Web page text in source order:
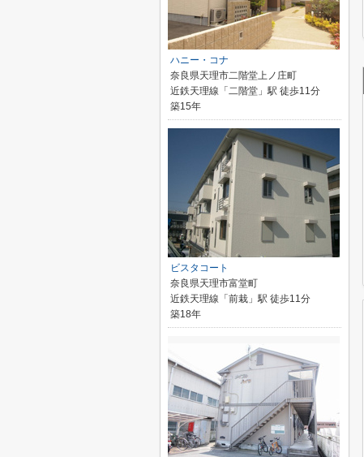
ハニー・コナ
奈良県天理市二階堂上ノ庄町
近鉄天理線「二階堂」駅 徒歩11分
築15年
ビスタコート
奈良県天理市富堂町
近鉄天理線「前栽」駅 徒歩11分
築18年